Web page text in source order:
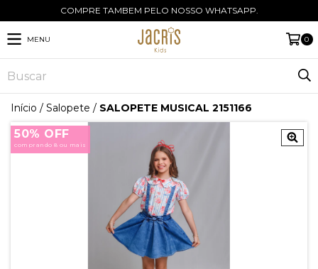
COMPRE TAMBEM PELO NOSSO WHATSAPP.
MENU 0
Início / Salopete / SALOPETE MUSICAL 2151166
50% OFF
comprando 8 ou mais